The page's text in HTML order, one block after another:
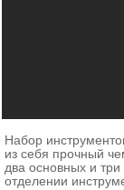
Набор
из себя прочный
два основных и
отделении